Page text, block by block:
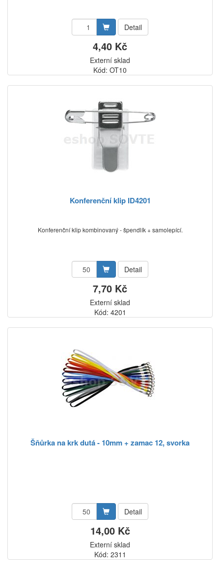
Detail
4,40 Kč
Externí sklad
Kód: OT10
Konferenční klip ID4201
Konferenční klip kombinovaný - špendlík + samolepící.
Detail
7,70 Kč
Externí sklad
Kód: 4201
Šňůrka na krk dutá - 10mm + zamac 12, svorka
Detail
14,00 Kč
Externí sklad
Kód: 2311